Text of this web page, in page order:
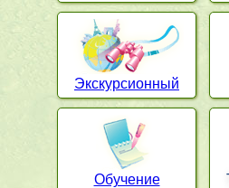
Экскурсионный
Обучение